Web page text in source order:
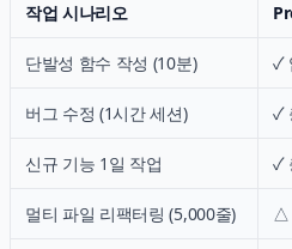
작업 시나리오
단발성 함수 작성 (10분) ✓
버그 수정 (1시간 세션) ✓
신규 기능 1일 작업 ✓
멀티 파일 리팩터링 (5,000줄) △